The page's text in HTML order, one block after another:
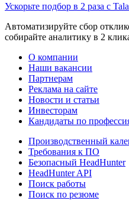
Ускорьте подбор в 2 раза с
Автоматизируйте сбор
собирайте аналитику в 2
О компании
Наши вакансии
Партнерам
Реклама на сайте
Новости и статьи
Инвесторам
Кандидаты по
Производственный
Требования к ПО
Безопасный HeadHunter
HeadHunter API
Поиск работы
Поиск по резюме